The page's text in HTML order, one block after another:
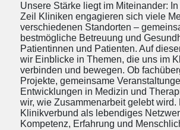
Unsere Stärke liegt im Miteinander:
Zeil Kliniken engagieren sich viele
verschiedenen Standorten –
bestmögliche Betreuung und
Patientinnen und Patienten. Auf
wir Einblicke in Themen, die uns im
verbinden und bewegen. Ob
Projekte, gemeinsame
Entwicklungen in Medizin und
wir, wie Zusammenarbeit gelebt wird.
Klinikverbund als lebendiges
Kompetenz, Erfahrung und